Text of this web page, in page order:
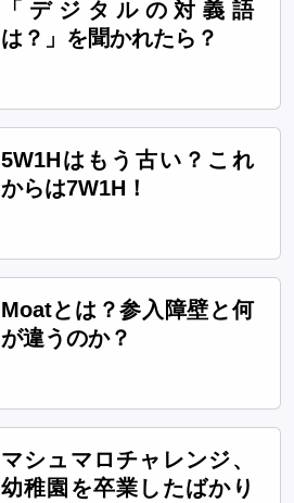
「デジタルの対義語
は？」を聞かれたら？
5W1Hはもう古い？これ
からは7W1H！
Moatとは？参入障壁と何
が違うのか？
マシュマロチャレンジ、
幼稚園を卒業したばかり